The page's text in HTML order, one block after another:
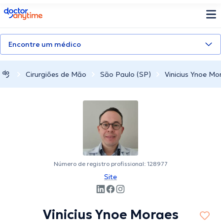
doctoranytime
Encontre um médico
Cirurgiões de Mão São Paulo (SP) Vinicius Ynoe
Número de registro profissional: 128977
Site
Vinicius Ynoe Moraes